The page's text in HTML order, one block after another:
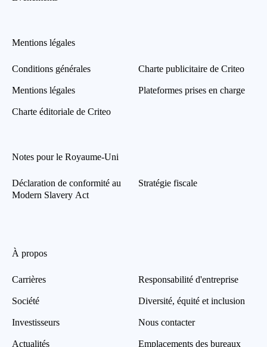
Mentions légales
Conditions générales
Mentions légales
Charte éditoriale de Criteo
Charte publicitaire de Criteo
Plateformes prises en charge
Notes pour le Royaume-Uni
Déclaration de conformité au
Modern Slavery Act
Stratégie fiscale
À propos
Carrières
Société
Investisseurs
Actualités
Responsabilité d'entreprise
Diversité, équité et inclusion
Nous contacter
Emplacements des bureaux